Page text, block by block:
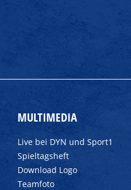
MULTIMEDIA
Live bei DYN und Sport1
Spieltagsheft
Download Logo
Teamfoto